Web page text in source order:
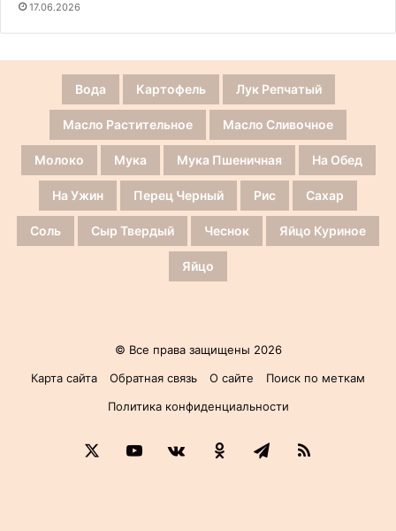
17.06.2026
Вода Картофель Лук Репчатый
Масло Растительное Масло Сливочное
Молоко Мука Мука Пшеничная На Обед
На Ужин Перец Черный Рис Сахар
Соль Сыр Твердый Чеснок Яйцо Куриное
Яйцо
© Все права защищены 2026
Карта сайта
Обратная связь О сайте
Поиск по меткам
Политика конфиденциальности
YouTubevk.comОдноклассники
Telegram
RSS